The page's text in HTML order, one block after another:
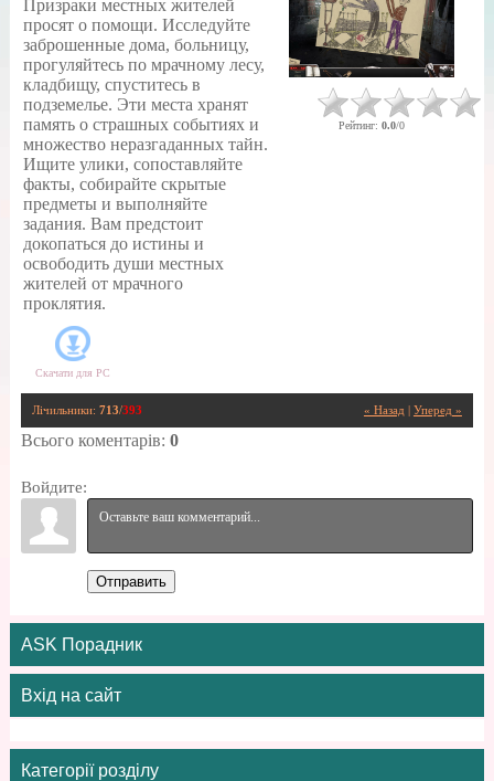
Призраки местных жителей
просят о помощи. Исследуйте
заброшенные дома, больницу,
прогуляйтесь по мрачному лесу,
кладбищу, спуститесь в
подземелье. Эти места хранят
память о страшных событиях и
множество неразгаданных тайн.
Ищите улики, сопоставляйте
факты, собирайте скрытые
предметы и выполняйте
задания. Вам предстоит
докопаться до истины и
освободить души местных
жителей от мрачного
проклятия.
Скачати для PC
Рейтинг: 0.0/0
« Назад Уперед »
Лічильники: 713/393
Всього коментарів: 0
Войдите:
Отправить
ASK Порадник
Вхід на сайт
Категорії розділу